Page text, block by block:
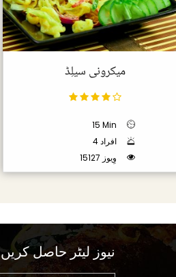
میکرونی سیلِڈ
15 Min
4 افراد
15127 وِیوز
نیوز لیٹر حاصل کریں